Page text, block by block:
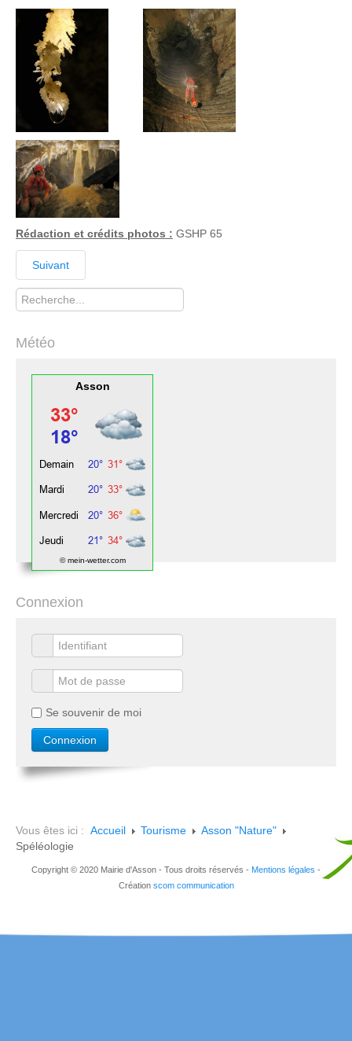
Rédaction et crédits photos : GSHP 65
Suivant
Rechercher
Météo
Asson
© mein-wetter.com
Connexion
Se souvenir de moi
Vous êtes ici : Accueil Tourisme
Asson "Nature"
Spéléologie
Copyright © 2020 Mairie d'Asson - Tous droits réservés - Mentions légales -
Création scom communication